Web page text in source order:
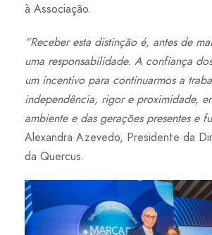
à Associação.
“Receber esta distinção é, antes de
uma responsabilidade. A confiança
um incentivo para continuarmos a
independência, rigor e proximidade,
ambiente e das gerações presentes e
Alexandra Azevedo, Presidente da
da Quercus.